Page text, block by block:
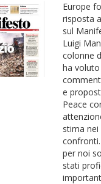
Europe
risposta
sul
Luigi
colonne
ha
e
Peace
stima
per noi
stati